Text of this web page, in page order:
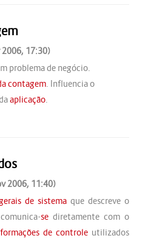
17:30)
problema de negócio.
contagem. Influencia o
aplicação.
2006, 11:40)
de sistemaque descreve o
sediretamente com o
de controleutilizados